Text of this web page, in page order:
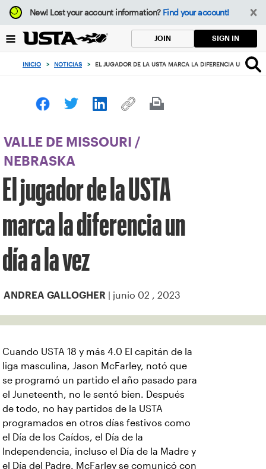
Enfoque
desde
botón
volver
principio
New!Lost your account information? Find your account!
JOIN SIGN IN
INICIO > NOTICIAS > EL JUGADOR DE LA USTA MARCA LA DIFERENCIA UN DÍA A
VALLE DE MISSOURI
/
NEBRASKA
El jugador de la USTA
marca la diferencia un
día a la vez
ANDREA GALLOGHER | junio 02 , 2023
Cuando USTA 18 y más 4.0 El capitán de la
liga masculina, Jason McFarley, notó que
se programó un partido el año pasado para
el Juneteenth, no le sentó bien. Después
de todo, no hay partidos de la USTA
programados en otros días festivos como
el Día de los Caídos, el Día de la
Independencia, incluso el Día de la Madre y
el Día del Padre. McFarley se comunicó con